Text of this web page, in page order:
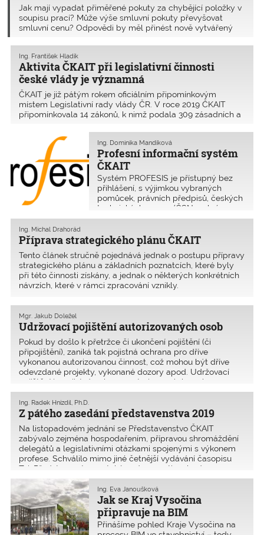
Jak mají vypadat přiměřené pokuty za chybějící položky v
soupisu prací? Může výše smluvní pokuty převyšovat
smluvní cenu? Odpovědi by měl přinést nově vytvářený
zadavatele (typicky města a obce) bez rozsáhlého
odborného aparátu, a proto by měl být co nejjednodušší
a také jazykově i koncepčně dobře uchopitelný. Jen tak
bude široce akceptován a používán.
Aktivita ČKAIT při legislativní činnosti
české vlády je významná
Ing. František Hladík
ČKAIT je již pátým rokem oficiálním připomínkovým
místem Legislativní rady vlády ČR. V roce 2019 ČKAIT
připomínkovala 14 zákonů, k nimž podala 309 zásadních a
odpovědnou činnost, která významně ovlivňuje výkon
profese ve stavebnictví.
Profesní informační systém
ČKAIT
Ing. Dominika Mandíková
Systém PROFESIS je přístupný bez
přihlášení, s výjimkou vybraných
pomůcek, právních předpisů, českých
technických norem (ČSN v plném
znění jsou přístupné pouze pro členy
ČAS) a studijních materiálů.
Příprava strategického plánu ČKAIT
Ing. Michal Drahorád
Tento článek stručně pojednává jednak o postupu přípravy
strategického plánu a základních poznatcích, které byly
při této činnosti získány, a jednak o některých konkrétních
návrzích, které v rámci zpracování vznikly.
Udržovací pojištění autorizovaných osob
Mgr. Jakub Doležel
Pokud by došlo k přetržce či ukončení pojištění (či
připojištění), zaniká tak pojistná ochrana pro dříve
vykonanou autorizovanou činnost, což mohou být dříve
odevzdané projekty, vykonané dozory apod. Udržovací
pojištění je pojistná ochrana autorizovaných osob
navazující na princip CLAIMS MADE, který byl podrobně
popsán v minulém vydání Z+i č. 5/2019.
Z pátého zasedání představenstva 2019
Ing. Radek Hnízdil, Ph.D.
Na listopadovém jednání se Představenstvo ČKAIT
zabývalo zejména hospodařením, přípravou shromáždění
delegátů a legislativními otázkami spojenými s výkonem
profese. Schválilo mimo jiné četnější vydávání časopisu
Z+i. Představenstvo se také v návaznosti na bod 13
z jednání představenstva 19. září 2019 opět zabývalo
návrhem na úpravu autorizačního zákona. Podnětem
k tomu byly námitky či nesouhlasné stanovisko Ing. Macha
a Ing. Řičici (předseda profesního aktivu pro obor
geotechnika).
Jak se Kraj Vysočina
připravuje na BIM
Ing. Eva Janoušková
Přinášíme pohled Kraje Vysočina na